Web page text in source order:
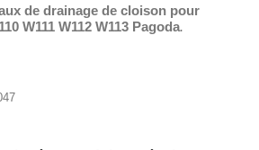
de drainage de cloison pour
W111 W112 W113 Pagoda.